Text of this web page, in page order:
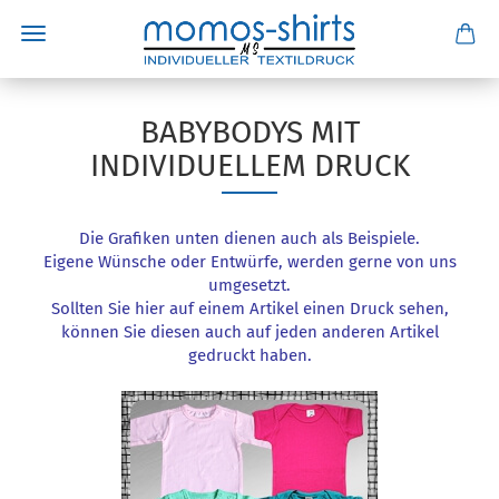
BABYBODYS MIT
INDIVIDUELLEM DRUCK
Die Grafiken unten dienen auch als Beispiele.
Eigene Wünsche oder Entwürfe, werden gerne von uns
umgesetzt.
Sollten Sie hier auf einem Artikel einen Druck sehen,
können Sie diesen auch auf jeden anderen Artikel
gedruckt haben.